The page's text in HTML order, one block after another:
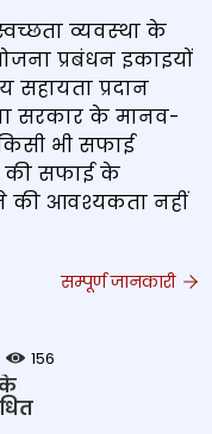
व्‍यवस्‍था के
प्रबंधन इकाइयों
सहायता प्रदान
सरकार के मानव-
भी सफाई
की सफाई के
की आवश्यकता नहीं
सम्पूर्ण जानकारी
156
के